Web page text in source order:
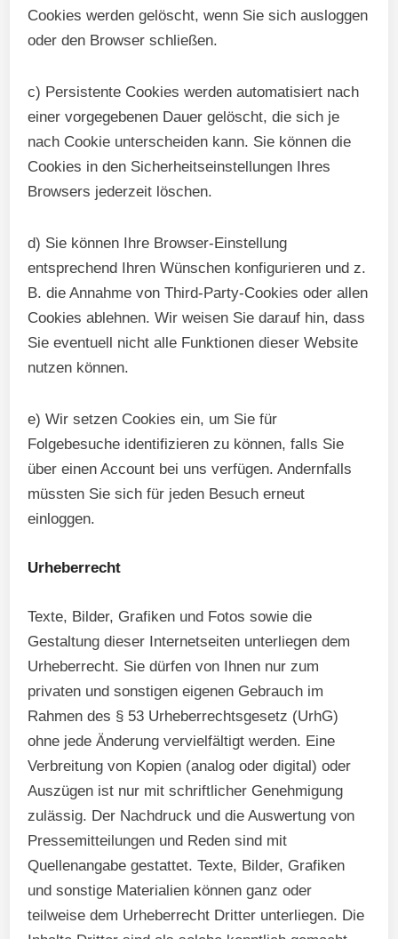
Cookies werden gelöscht, wenn Sie sich ausloggen
oder den Browser schließen.
c) Persistente Cookies werden automatisiert nach
einer vorgegebenen Dauer gelöscht, die sich je
nach Cookie unterscheiden kann. Sie können die
Cookies in den Sicherheitseinstellungen Ihres
Browsers jederzeit löschen.
d) Sie können Ihre Browser-Einstellung
entsprechend Ihren Wünschen konfigurieren und z.
B. die Annahme von Third-Party-Cookies oder allen
Cookies ablehnen. Wir weisen Sie darauf hin, dass
Sie eventuell nicht alle Funktionen dieser Website
nutzen können.
e) Wir setzen Cookies ein, um Sie für
Folgebesuche identifizieren zu können, falls Sie
über einen Account bei uns verfügen. Andernfalls
müssten Sie sich für jeden Besuch erneut
einloggen.
Urheberrecht
Texte, Bilder, Grafiken und Fotos sowie die
Gestaltung dieser Internetseiten unterliegen dem
Urheberrecht. Sie dürfen von Ihnen nur zum
privaten und sonstigen eigenen Gebrauch im
Rahmen des § 53 Urheberrechtsgesetz (UrhG)
ohne jede Änderung vervielfältigt werden. Eine
Verbreitung von Kopien (analog oder digital) oder
Auszügen ist nur mit schriftlicher Genehmigung
zulässig. Der Nachdruck und die Auswertung von
Pressemitteilungen und Reden sind mit
Quellenangabe gestattet. Texte, Bilder, Grafiken
und sonstige Materialien können ganz oder
teilweise dem Urheberrecht Dritter unterliegen. Die